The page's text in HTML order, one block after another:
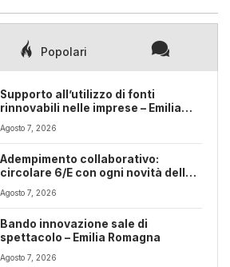
18,00€.
Popolari
Supporto all’utilizzo di fonti
rinnovabili nelle imprese – Emilia
Romagna
Agosto 7, 2026
Adempimento collaborativo:
circolare 6/E con ogni novità della
riforma fiscale
Agosto 7, 2026
Bando innovazione sale di
spettacolo – Emilia Romagna
Agosto 7, 2026